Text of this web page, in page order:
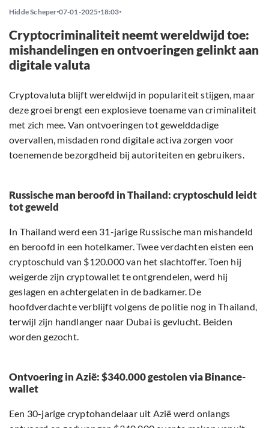
Hidde Scheper 07-01-2025 18:03
Cryptocriminaliteit neemt wereldwijd toe:
mishandelingen en ontvoeringen gelinkt aan
digitale valuta
Cryptovaluta blijft wereldwijd in populariteit stijgen, maar
deze groei brengt een explosieve toename van criminaliteit
met zich mee. Van ontvoeringen tot gewelddadige
overvallen, misdaden rond digitale activa zorgen voor
toenemende bezorgdheid bij autoriteiten en gebruikers.
Russische man beroofd in Thailand: cryptoschuld leidt
tot geweld
In Thailand werd een 31-jarige Russische man mishandeld
en beroofd in een hotelkamer. Twee verdachten eisten een
cryptoschuld van $120.000 van het slachtoffer. Toen hij
weigerde zijn cryptowallet te ontgrendelen, werd hij
geslagen en achtergelaten in de badkamer. De
hoofdverdachte verblijft volgens de politie nog in Thailand,
terwijl zijn handlanger naar Dubai is gevlucht. Beiden
worden gezocht.
Ontvoering in Azië: $340.000 gestolen via Binance-
wallet
Een 30-jarige cryptohandelaar uit Azië werd onlangs